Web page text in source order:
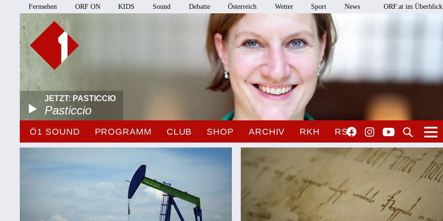
Fernsehen ORF ON KIDS Sound Debatte Österreich Wetter Sport News ORF.at im Überblick
JETZT: PASTICCIO
Pasticcio
Ö1 SOUND PROGRAMM CLUB SHOP ARCHIV RKH RSO